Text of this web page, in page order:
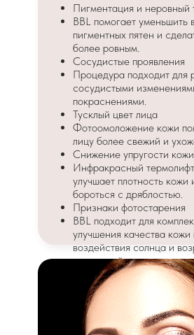
Пигментация и неровный
BBL помогает уменьшить
пигментных пятен и
более ровным.
Сосудистые проявления
Процедура подходит для
сосудистыми
покраснениями.
Тусклый цвет лица
Фотоомоложение кожи
лицу более свежий и
Снижение упругости кожи
Инфракрасный
улучшает плотность кожи
бороться с дряблостью.
Признаки фотостарения
BBL подходит для
улучшения качества кожи
воздействия солнца и
изменений.